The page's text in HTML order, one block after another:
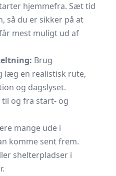
hjemmefra. Sæt tid
så du er sikker på at
mest muligt ud af
Brug
læg en realistisk rute,
og dagslyset.
og fra start- og
mange ude i
komme sent frem.
shelterpladser i